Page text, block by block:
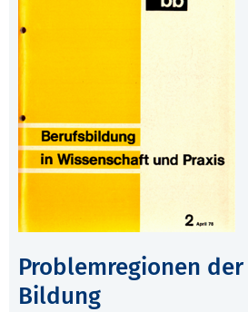
Problemregionen
Bildung